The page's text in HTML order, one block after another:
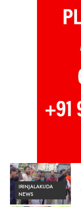
IRINJALAKUDA
NEWS